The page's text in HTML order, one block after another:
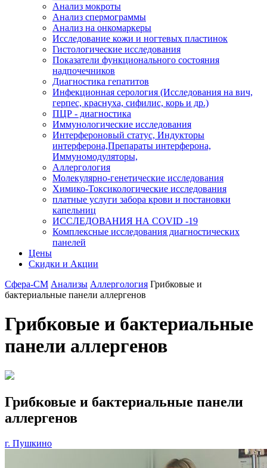
Анализ мокроты
Анализ спермограммы
Анализ на онкомаркеры
Исследование кожи и ногтевых пластинок
Гистологические исследования
Показатели функционального состояния
надпочечников
Диагностика гепатитов
Инфекционная серология (Исследования на вич,
герпес, краснуха, сифилис, корь и др.)
ПЦР - диагностика
Иммунологические исследования
Интерфероновый статус, Индукторы
интерферона,Препараты интерферона,
Иммуномодуляторы,
Аллергология
Молекулярно-генетические исследования
Химико-Токсикологические исследования
платные услуги забора крови и постановки
капельниц
ИССЛЕДОВАНИЯ НА COVID -19
Комплексные исследования диагностических
панелей
Цены
Скидки и Акции
Сфера-СМ Анализы Аллергология Грибковые и
бактериальные панели аллергенов
Грибковые и бактериальные
панели аллергенов
Грибковые и бактериальные панели
аллергенов
г. Пушкино